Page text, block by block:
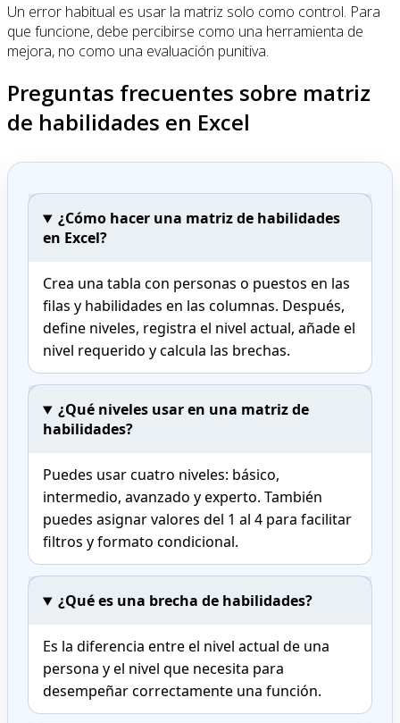
Un error habitual es usar la matriz solo como control. Para
que funcione, debe percibirse como una herramienta de
mejora, no como una evaluación punitiva.
Preguntas frecuentes sobre matriz
de habilidades en Excel
¿Cómo hacer una matriz de habilidades
en Excel?
Crea una tabla con personas o puestos en las
filas y habilidades en las columnas. Después,
define niveles, registra el nivel actual, añade el
nivel requerido y calcula las brechas.
¿Qué niveles usar en una matriz de
habilidades?
Puedes usar cuatro niveles: básico,
intermedio, avanzado y experto. También
puedes asignar valores del 1 al 4 para facilitar
filtros y formato condicional.
¿Qué es una brecha de habilidades?
Es la diferencia entre el nivel actual de una
persona y el nivel que necesita para
desempeñar correctamente una función.